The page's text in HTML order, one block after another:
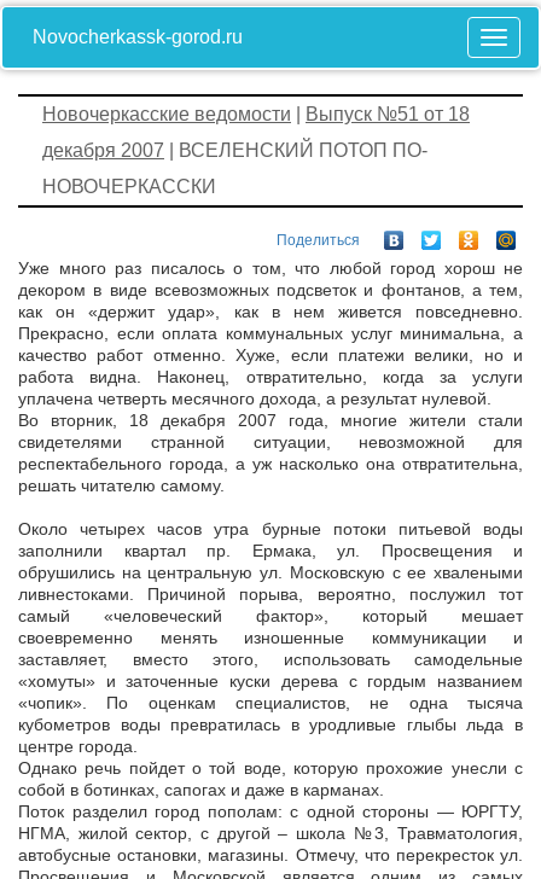
Novocherkassk-gorod.ru
Новочеркасские ведомости
Выпуск №51 от 18
декабря 2007 | ВСЕЛЕНСКИЙ ПОТОП ПО-
НОВОЧЕРКАССКИ
Поделиться
Уже много раз писалось о том, что любой город хорош не
декором в виде всевозможных подсветок и фонтанов, а тем,
как он «держит удар», как в нем живется повседневно.
Прекрасно, если оплата коммунальных услуг минимальна, а
качество работ отменно. Хуже, если платежи велики, но и
работа видна. Наконец, отвратительно, когда за услуги
уплачена четверть месячного дохода, а результат нулевой.
Во вторник, 18 декабря 2007 года, многие жители стали
свидетелями странной ситуации, невозможной для
респектабельного города, а уж насколько она отвратительна,
решать читателю самому.
Около четырех часов утра бурные потоки питьевой воды
заполнили квартал пр. Ермака, ул. Просвещения и
обрушились на центральную ул. Московскую с ее хвалеными
ливнестоками. Причиной порыва, вероятно, послужил тот
самый «человеческий фактор», который мешает
своевременно менять изношенные коммуникации и
заставляет, вместо этого, использовать самодельные
«хомуты» и заточенные куски дерева с гордым названием
«чопик». По оценкам специалистов, не одна тысяча
кубометров воды превратилась в уродливые глыбы льда в
центре города.
Однако речь пойдет о той воде, которую прохожие унесли с
собой в ботинках, сапогах и даже в карманах.
Поток разделил город пополам: с одной стороны — ЮРГТУ,
НГМА, жилой сектор, с другой – школа №3, Травматология,
автобусные остановки, магазины. Отмечу, что перекресток ул.